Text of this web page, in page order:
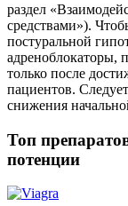
раздел
средствами»).
постуральной
адреноблокаторы,
только после
пациентов.
снижения
Топ
потенции